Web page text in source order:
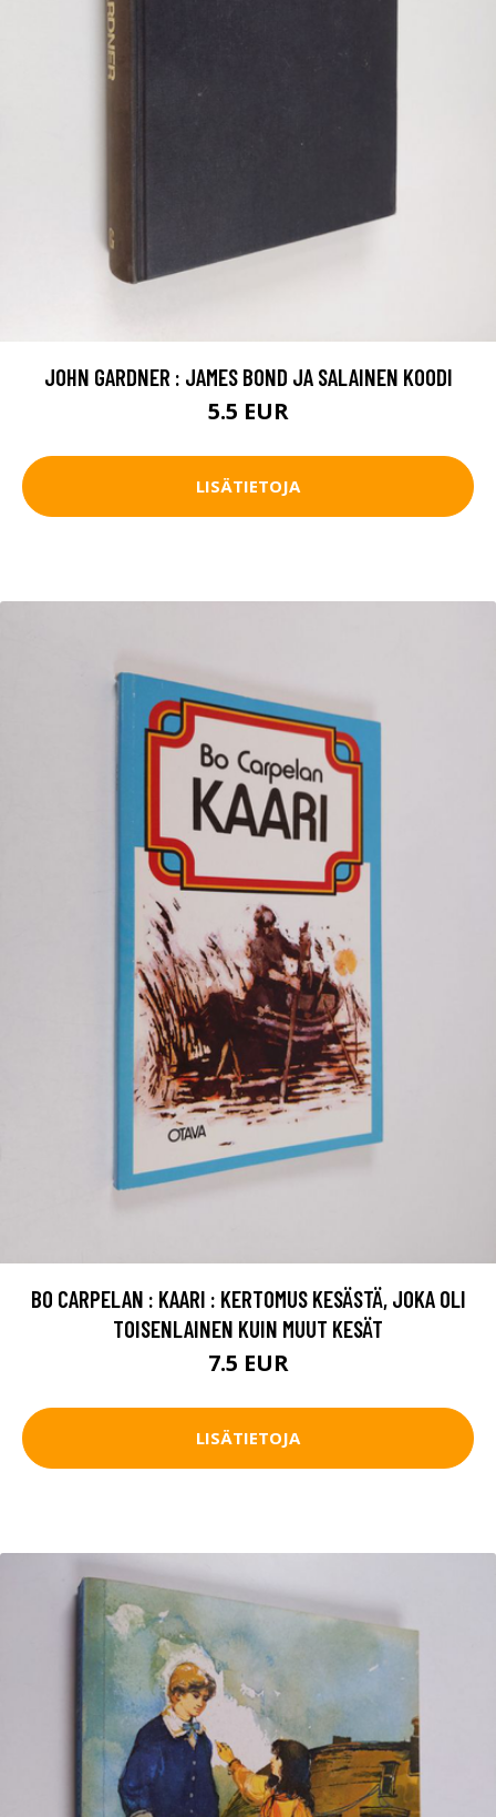
JOHN GARDNER : JAMES BOND JA SALAINEN KOODI
5.5 EUR
LISÄTIETOJA
BO CARPELAN : KAARI : KERTOMUS KESÄSTÄ, JOKA OLI
TOISENLAINEN KUIN MUUT KESÄT
7.5 EUR
LISÄTIETOJA